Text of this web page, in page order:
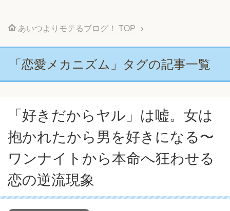
あいつよりモテるブログ！ TOP
「恋愛メカニズム」タグの記事一覧
「好きだからヤル」は嘘。女は
抱かれたから男を好きになる〜
ワンナイトから本命へ狂わせる
恋の逆流現象